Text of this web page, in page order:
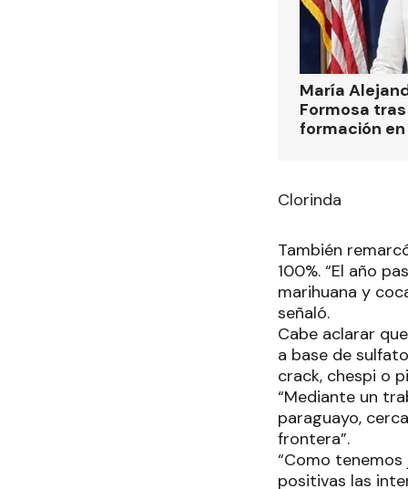
María
Formosa
formación
Clorinda
También
100%. “El año
marihuana y
señaló.
Cabe aclarar
a base de
crack, chespi o
“Mediante un
paraguayo,
frontera”.
“Como
positivas las